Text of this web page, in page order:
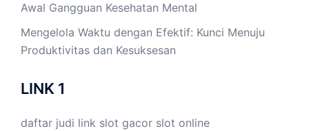
Awal Gangguan Kesehatan Mental
Mengelola Waktu dengan Efektif: Kunci Menuju
Produktivitas dan Kesuksesan
LINK 1
daftar judi link slot gacor slot online